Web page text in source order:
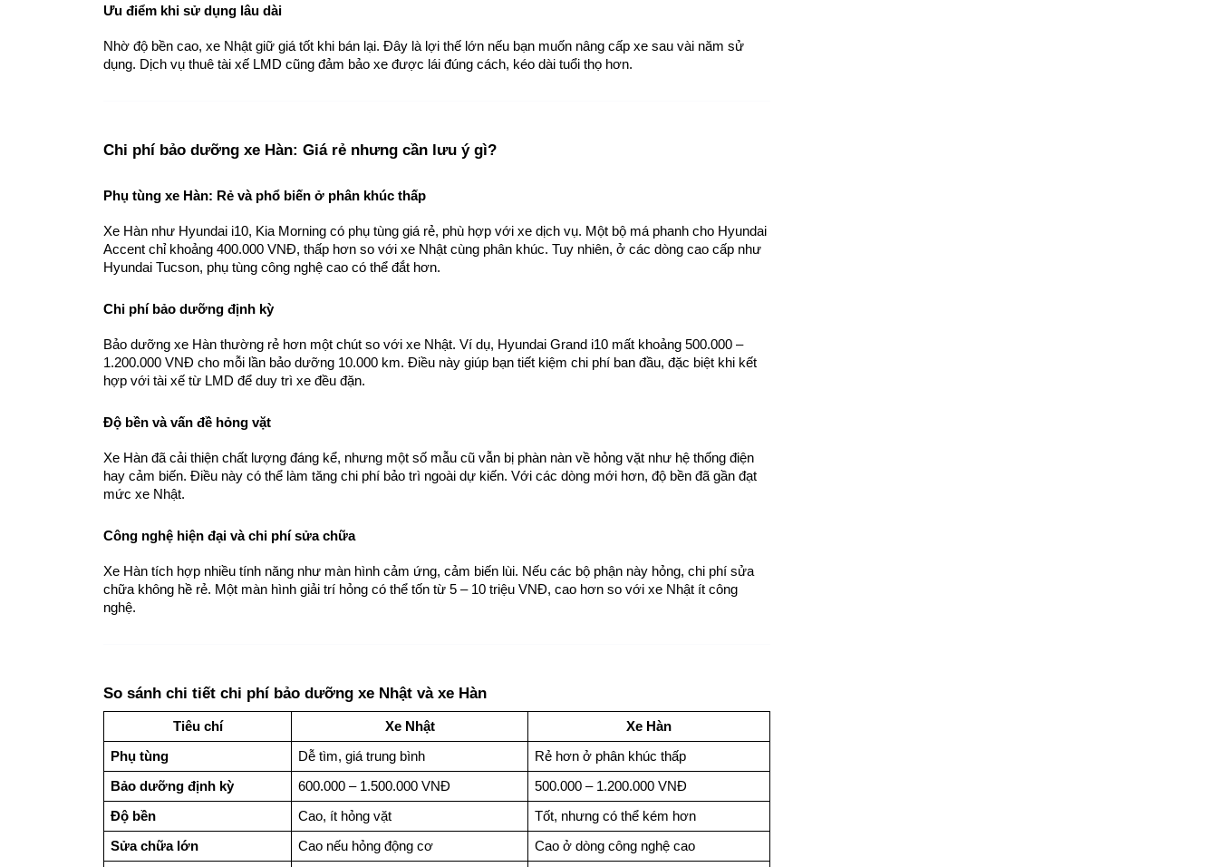
Ưu điểm khi sử dụng lâu dài
Nhờ độ bền cao, xe Nhật giữ giá tốt khi bán lại. Đây là lợi thế lớn nếu bạn muốn nâng cấp xe sau vài năm sử
dụng. Dịch vụ thuê tài xế LMD cũng đảm bảo xe được lái đúng cách, kéo dài tuổi thọ hơn.
Chi phí bảo dưỡng xe Hàn: Giá rẻ nhưng cần lưu ý gì?
Phụ tùng xe Hàn: Rẻ và phổ biến ở phân khúc thấp
Xe Hàn như Hyundai i10, Kia Morning có phụ tùng giá rẻ, phù hợp với xe dịch vụ. Một bộ má phanh cho Hyundai
Accent chỉ khoảng 400.000 VNĐ, thấp hơn so với xe Nhật cùng phân khúc. Tuy nhiên, ở các dòng cao cấp như
Hyundai Tucson, phụ tùng công nghệ cao có thể đắt hơn.
Chi phí bảo dưỡng định kỳ
Bảo dưỡng xe Hàn thường rẻ hơn một chút so với xe Nhật. Ví dụ, Hyundai Grand i10 mất khoảng 500.000 –
1.200.000 VNĐ cho mỗi lần bảo dưỡng 10.000 km. Điều này giúp bạn tiết kiệm chi phí ban đầu, đặc biệt khi kết
hợp với tài xế từ LMD để duy trì xe đều đặn.
Độ bền và vấn đề hỏng vặt
Xe Hàn đã cải thiện chất lượng đáng kể, nhưng một số mẫu cũ vẫn bị phàn nàn về hỏng vặt như hệ thống điện
hay cảm biến. Điều này có thể làm tăng chi phí bảo trì ngoài dự kiến. Với các dòng mới hơn, độ bền đã gần đạt
mức xe Nhật.
Công nghệ hiện đại và chi phí sửa chữa
Xe Hàn tích hợp nhiều tính năng như màn hình cảm ứng, cảm biến lùi. Nếu các bộ phận này hỏng, chi phí sửa
chữa không hề rẻ. Một màn hình giải trí hỏng có thể tốn từ 5 – 10 triệu VNĐ, cao hơn so với xe Nhật ít công
nghệ.
So sánh chi tiết chi phí bảo dưỡng xe Nhật và xe Hàn
Tiêu chí Xe Nhật Xe Hàn
Phụ tùng Dễ tìm, giá trung bình Rẻ hơn ở phân khúc thấp
Bảo dưỡng định kỳ 600.000 – 1.500.000 VNĐ 500.000 – 1.200.000 VNĐ
Độ bền Cao, ít hỏng vặt Tốt, nhưng có thể kém hơn
Sửa chữa lớn Cao nếu hỏng động cơ Cao ở dòng công nghệ cao